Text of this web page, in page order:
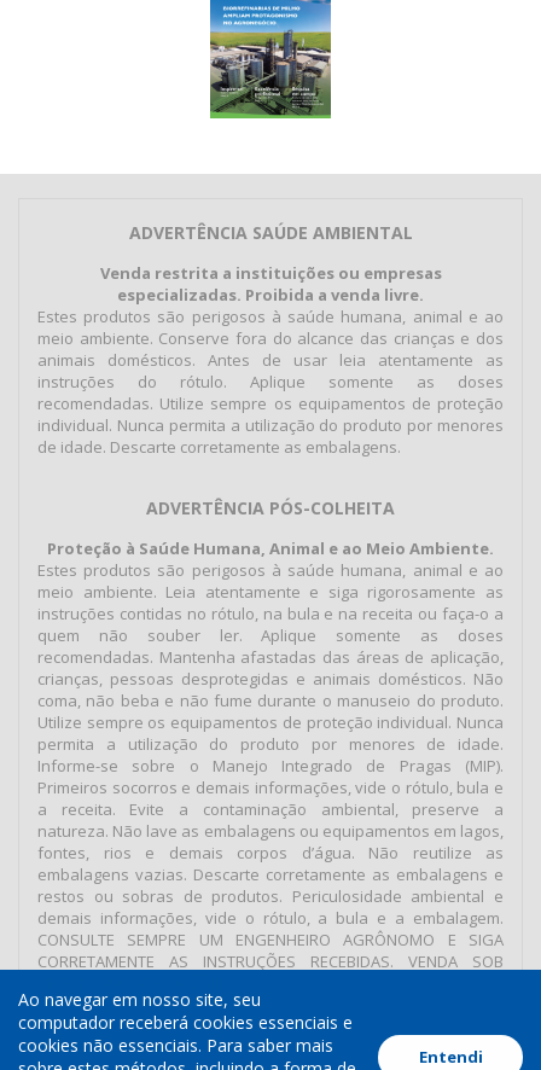
ADVERTÊNCIA SAÚDE AMBIENTAL
Venda restrita a instituições ou empresas
especializadas. Proibida a venda livre.
Estes produtos são perigosos à saúde humana, animal e ao
meio ambiente. Conserve fora do alcance das crianças e dos
animais domésticos. Antes de usar leia atentamente as
instruções do rótulo. Aplique somente as doses
recomendadas. Utilize sempre os equipamentos de proteção
individual. Nunca permita a utilização do produto por menores
de idade. Descarte corretamente as embalagens.
ADVERTÊNCIA PÓS-COLHEITA
Proteção à Saúde Humana, Animal e ao Meio Ambiente.
Estes produtos são perigosos à saúde humana, animal e ao
meio ambiente. Leia atentamente e siga rigorosamente as
instruções contidas no rótulo, na bula e na receita ou faça-o a
quem não souber ler. Aplique somente as doses
recomendadas. Mantenha afastadas das áreas de aplicação,
crianças, pessoas desprotegidas e animais domésticos. Não
coma, não beba e não fume durante o manuseio do produto.
Utilize sempre os equipamentos de proteção individual. Nunca
permita a utilização do produto por menores de idade.
Informe-se sobre o Manejo Integrado de Pragas (MIP).
Primeiros socorros e demais informações, vide o rótulo, bula e
a receita. Evite a contaminação ambiental, preserve a
natureza. Não lave as embalagens ou equipamentos em lagos,
fontes, rios e demais corpos d’água. Não reutilize as
embalagens vazias. Descarte corretamente as embalagens e
restos ou sobras de produtos. Periculosidade ambiental e
demais informações, vide o rótulo, a bula e a embalagem.
CONSULTE SEMPRE UM ENGENHEIRO AGRÔNOMO E SIGA
CORRETAMENTE AS INSTRUÇÕES RECEBIDAS. VENDA SOB
Termos de Uso Política de Cookies Política de Privacidade
Ao navegar em nosso site, seu
computador receberá cookies essenciais e
cookies não essenciais. Para saber mais
Entendi